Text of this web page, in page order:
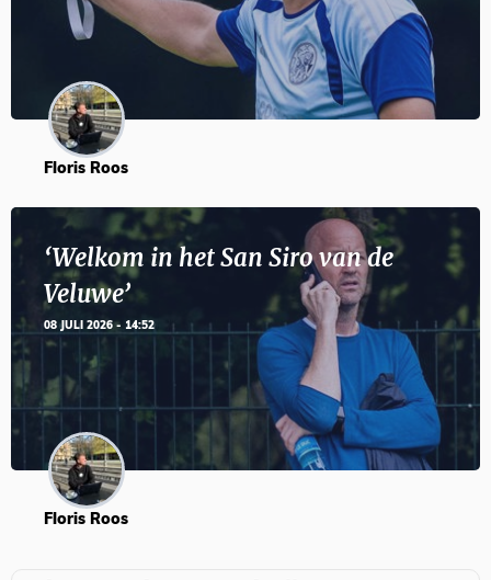
Floris Roos
‘Welkom in het San Siro van de
Veluwe’
08 JULI 2026 - 14:52
Floris Roos